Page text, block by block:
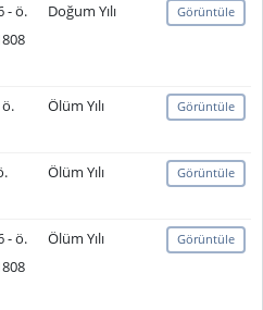
- ö.
Doğum Yılı Görüntüle
Ölüm Yılı Görüntüle
Ölüm Yılı Görüntüle
- ö.
Ölüm Yılı Görüntüle